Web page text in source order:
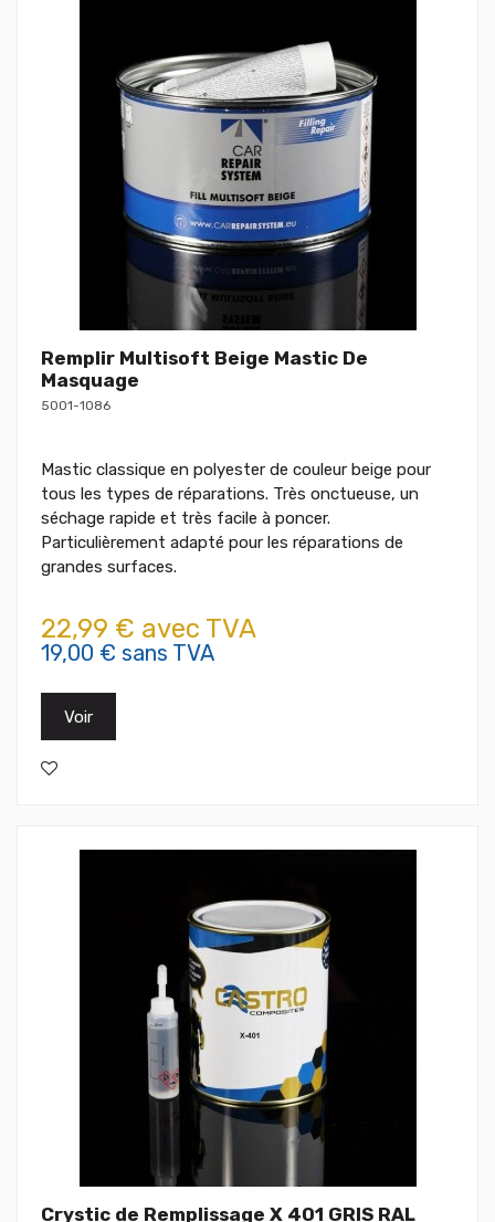
Remplir Multisoft Beige Mastic De
Masquage
5001-1086
Mastic classique en polyester de couleur beige pour
tous les types de réparations. Très onctueuse, un
séchage rapide et très facile à poncer.
Particulièrement adapté pour les réparations de
grandes surfaces.
22,99 € avec TVA
19,00 € sans TVA
Voir
Crystic de Remplissage X 401 GRIS RAL